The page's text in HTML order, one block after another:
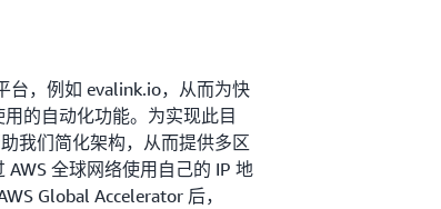
台，例如 evalink.io，从而为快
的自动化功能。为实现此目
我们简化架构，从而提供多区
全球网络使用自己的 IP 地
Global Accelerator 后，